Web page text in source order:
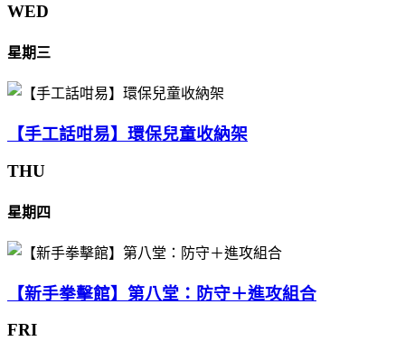
WED
星期三
【手工話咁易】環保兒童收納架
THU
星期四
【新手拳擊館】第八堂：防守＋進攻組合
FRI